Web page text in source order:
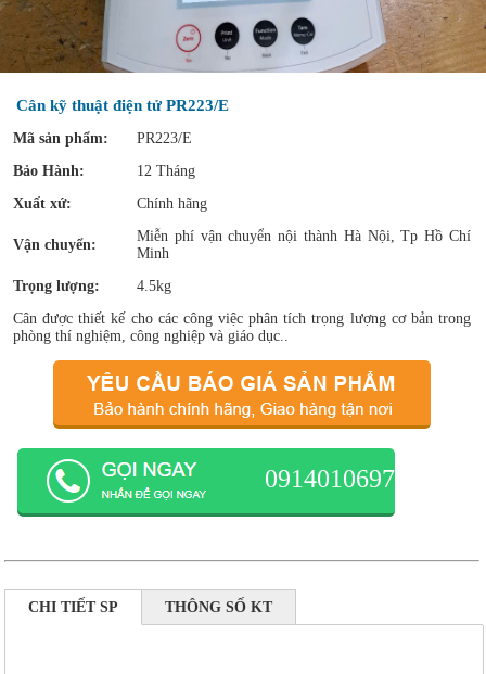
Cân kỹ thuật điện tử PR223/E
Mã sản phẩm:
PR223/E
Bảo Hành:
12 Tháng
Xuất xứ:
Chính hãng
Vận chuyển:
Miễn phí vận chuyển nội thành Hà Nội, Tp Hồ Chí
Minh
Trọng lượng:
4.5kg
Cân được thiết kế cho các công việc phân tích trọng lượng cơ bản trong
phòng thí nghiệm, công nghiệp và giáo dục..
0914010697
CHI TIẾT SP THÔNG SỐ KT